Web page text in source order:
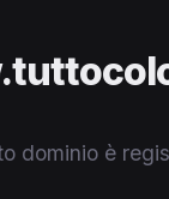
dominio è